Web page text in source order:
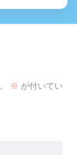
※ が付いてい